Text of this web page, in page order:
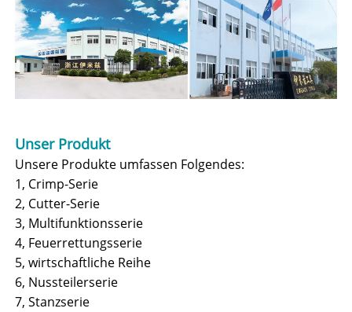
Unser Produkt
Unsere Produkte umfassen Folgendes:
1, Crimp-Serie
2, Cutter-Serie
3, Multifunktionsserie
4, Feuerrettungsserie
5, wirtschaftliche Reihe
6, Nussteilerserie
7, Stanzserie